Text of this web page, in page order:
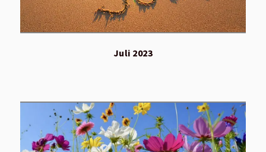
Juli 2023